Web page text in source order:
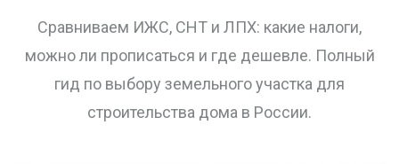
Сравниваем ИЖС, СНТ и ЛПХ: какие налоги,
можно ли прописаться и где дешевле. Полный
гид по выбору земельного участка для
строительства дома в России.